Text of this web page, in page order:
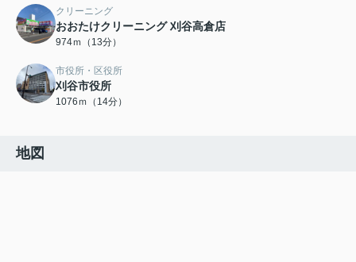
クリーニング
おおたけクリーニング 刈谷高倉店
974ｍ（13分）
市役所・区役所
刈谷市役所
1076ｍ（14分）
地図